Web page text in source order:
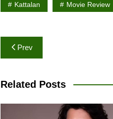
Kattalan Movie Review
Post
navigation
Prev
Related Posts